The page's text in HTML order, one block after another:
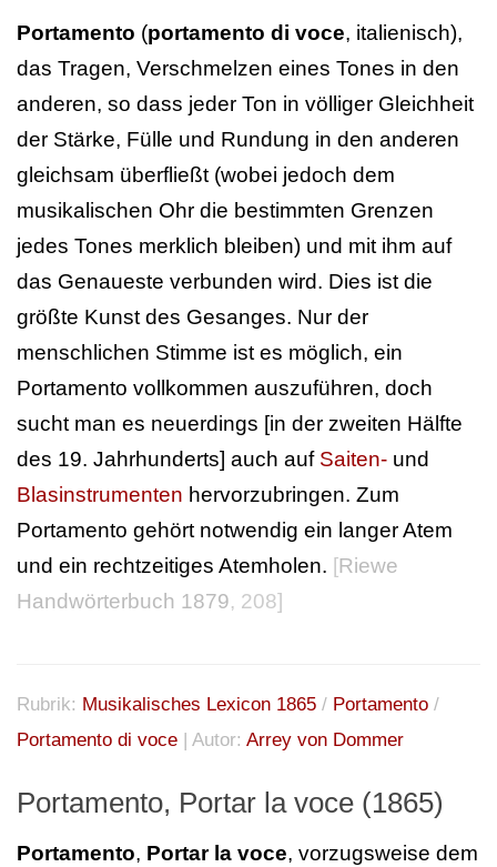
Portamento (portamento di voce, italienisch),
das Tragen, Verschmelzen eines Tones in den
anderen, so dass jeder Ton in völliger Gleichheit
der Stärke, Fülle und Rundung in den anderen
gleichsam überfließt (wobei jedoch dem
musikalischen Ohr die bestimmten Grenzen
jedes Tones merklich bleiben) und mit ihm auf
das Genaueste verbunden wird. Dies ist die
größte Kunst des Gesanges. Nur der
menschlichen Stimme ist es möglich, ein
Portamento vollkommen auszuführen, doch
sucht man es neuerdings [in der zweiten Hälfte
des 19. Jahrhunderts] auch auf Saiten- und
Blasinstrumenten hervorzubringen. Zum
Portamento gehört notwendig ein langer Atem
und ein rechtzeitiges Atemholen. [Riewe
Handwörterbuch 1879, 208]
Rubrik: Musikalisches Lexicon 1865 / Portamento /
Portamento di voce | Autor: Arrey von Dommer
Portamento, Portar la voce (1865)
Portamento, Portar la voce, vorzugsweise dem